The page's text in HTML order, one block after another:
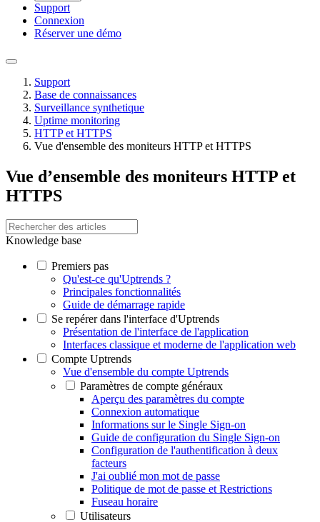
Support
Connexion
Réserver une démo
Support
Base de connaissances
Surveillance synthetique
Uptime monitoring
HTTP et HTTPS
Vue d'ensemble des moniteurs HTTP et HTTPS
Vue d’ensemble des moniteurs HTTP et
HTTPS
Knowledge base
Premiers pas
Qu'est-ce qu'Uptrends ?
Principales fonctionnalités
Guide de démarrage rapide
Se repérer dans l'interface d'Uptrends
Présentation de l'interface de l'application
Interfaces classique et moderne de l'application web
Compte Uptrends
Vue d'ensemble du compte Uptrends
Paramètres de compte généraux
Aperçu des paramètres du compte
Connexion automatique
Informations sur le Single Sign-on
Guide de configuration du Single Sign-on
Configuration de l'authentification à deux
facteurs
J'ai oublié mon mot de passe
Politique de mot de passe et Restrictions
Fuseau horaire
Utilisateurs